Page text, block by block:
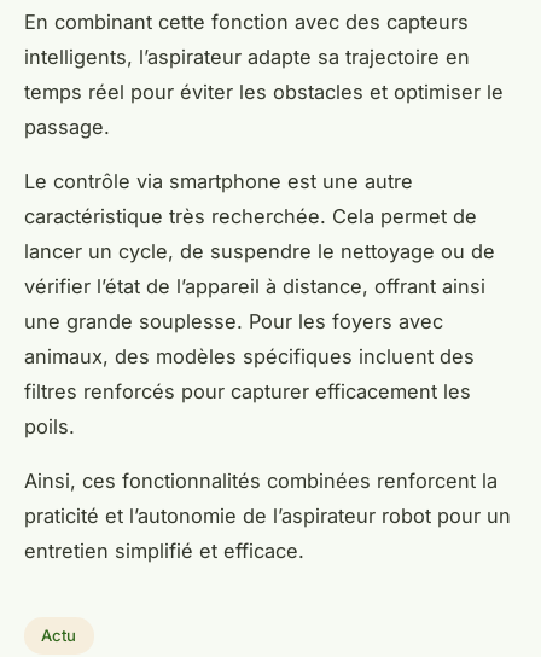
En combinant cette fonction avec des capteurs
intelligents, l’aspirateur adapte sa trajectoire en
temps réel pour éviter les obstacles et optimiser le
passage.
Le contrôle via smartphone est une autre
caractéristique très recherchée. Cela permet de
lancer un cycle, de suspendre le nettoyage ou de
vérifier l’état de l’appareil à distance, offrant ainsi
une grande souplesse. Pour les foyers avec
animaux, des modèles spécifiques incluent des
filtres renforcés pour capturer efficacement les
poils.
Ainsi, ces fonctionnalités combinées renforcent la
praticité et l’autonomie de l’aspirateur robot pour un
entretien simplifié et efficace.
Actu